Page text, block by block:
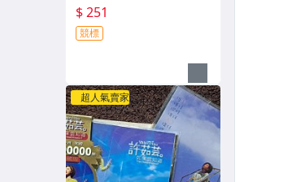
$ 251
競標
超人氣賣家